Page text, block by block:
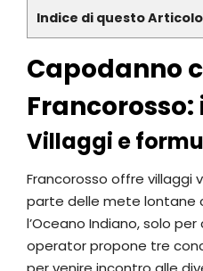
Indice di questo Articolo
Capodanno
Villaggi e
Francorosso offre villaggi
parte delle mete lontane
l’Oceano Indiano, solo
operator propone tre